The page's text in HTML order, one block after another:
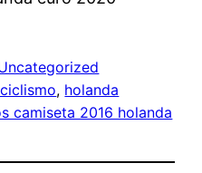
, holanda
camiseta 2016 holanda